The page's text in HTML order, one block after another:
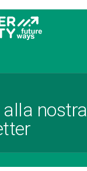
nostra